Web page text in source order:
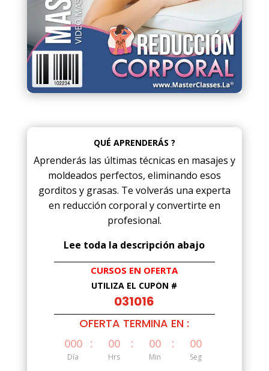
QUÉ APRENDERÁS ?
Aprenderás las últimas técnicas en masajes y
moldeados perfectos, eliminando esos
gorditos y grasas. Te volverás una experta
en reducción corporal y convertirte en
profesional.
Lee toda la descripción abajo
CURSOS EN OFERTA
UTILIZA EL CUPÓN #
031016
OFERTA TERMINA EN :
000
Día
: 00
Hrs
: 00
Min
: 00
Seg